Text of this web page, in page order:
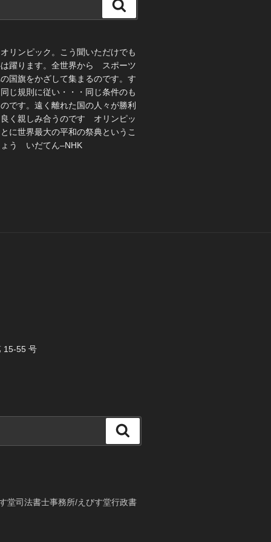
索
リンピック。こう聞いただけでも
躍ります。全世界から スポーツ
国旗をかざして集まるのです。す
じ規則に従い・・・同じ条件のも
です。遠く離れた国の人々が勝利
く親しみ合うのです オリンピッ
に世界最大の平和の祭典というこ
ょう いだてん–NHK
15-55 号
索
堂司法書士事務所/えびす堂行政書